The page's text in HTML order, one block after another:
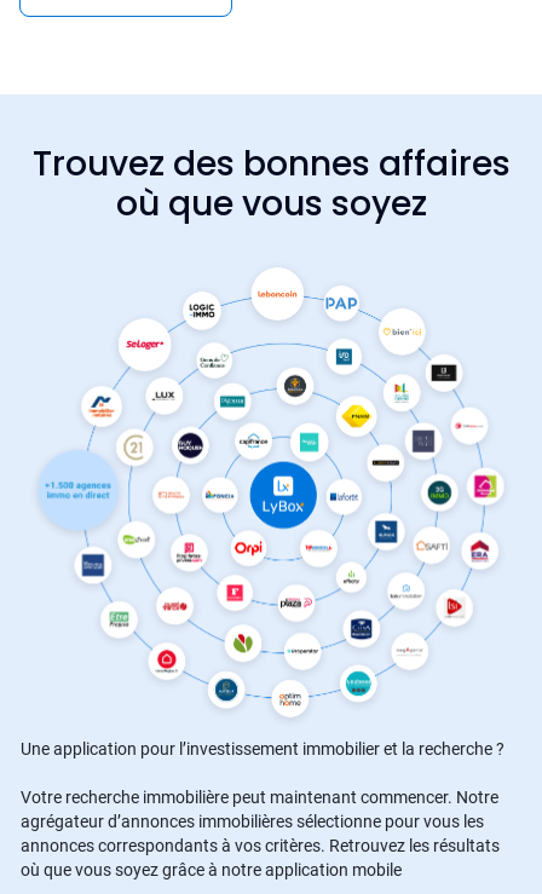
Trouvez des bonnes affaires
où que vous soyez
Une application pour l’investissement immobilier et la recherche ?
Votre recherche immobilière peut maintenant commencer. Notre
agrégateur d’annonces immobilières sélectionne pour vous les
annonces correspondants à vos critères. Retrouvez les résultats
où que vous soyez grâce à notre application mobile